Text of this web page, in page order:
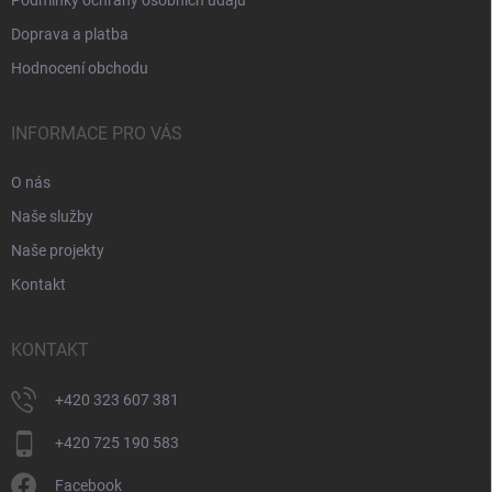
Doprava a platba
Hodnocení obchodu
INFORMACE PRO VÁS
O nás
Naše služby
Naše projekty
Kontakt
KONTAKT
+420 323 607 381
+420 725 190 583
Facebook